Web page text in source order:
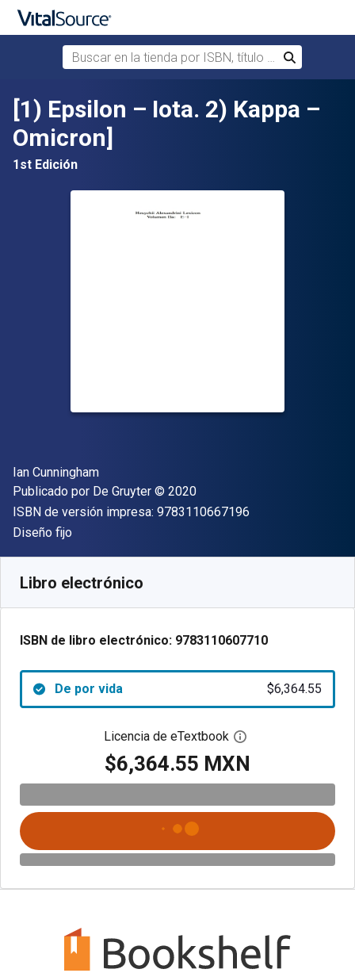
Saltar al contenido principal
Buscar en la tienda por ISBN, título o autor
Buscar
[1) Epsilon – Iota. 2) Kappa –
Omicron]
1st Edición
Autor(es)
Ian Cunningham
Editor
Publicado por De Gruyter Copyright
© 2020
ISBN de versión impresa: 9783110667196
Formato
Diseño fijo
Libro electrónico
ISBN de libro electrónico: 9783110607710
De por vida $6,364.55
Licencia de eTextbook Abre el cuadro de
$6,364.55 MXN